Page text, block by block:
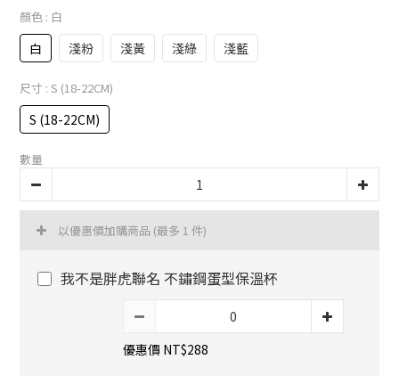
顏色 : 白
白 淺粉 淺黃 淺綠 淺藍
尺寸 : S (18-22CM)
S (18-22CM)
數量
以優惠價加購商品 (最多 1 件)
我不是胖虎聯名 不鏽鋼蛋型保溫杯
優惠價 NT$288